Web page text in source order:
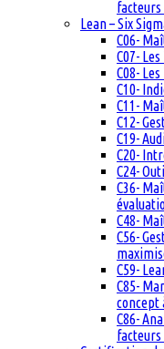
Lean – Six
C06-
C07-
C08-
C10-
C11-
C12-
C19-
C20-
C24-
C36-
C48-
C56-
C59-
C85-
C86-